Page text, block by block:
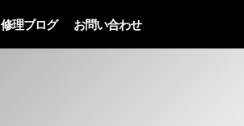
修理ブログ お問い合わせ